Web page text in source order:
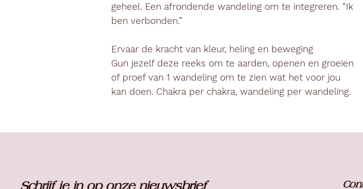
geheel. Een afrondende wandeling om te integreren. “Ik
ben verbonden.”
Ervaar de kracht van kleur, heling en beweging
Gun jezelf deze reeks om te aarden, openen en groeien
of proef van 1 wandeling om te zien wat het voor jou
kan doen. Chakra per chakra, wandeling per wandeling.
Schrijf je in op onze nieuwsbrief